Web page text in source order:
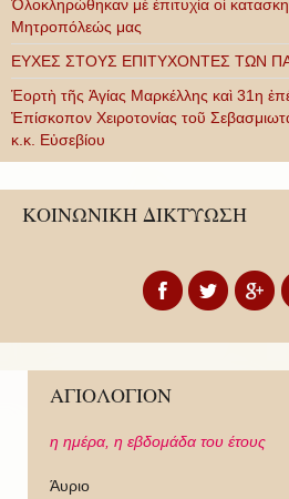
Ὁλοκληρώθηκαν μὲ ἐπιτυχία οἱ
Μητροπόλεώς μας
ΕΥΧΕΣ ΣΤΟΥΣ ΕΠΙΤΥΧΟΝΤΕΣ ΤΩΝ
Ἑορτὴ τῆς Ἁγίας Μαρκέλλης καὶ 31η
Ἐπίσκοπον Χειροτονίας τοῦ
κ.κ. Εὐσεβίου
ΚΟΙΝΩΝΙΚΗ ΔΙΚΤΥΩΣΗ
ΑΓΙΟΛΟΓΙΟΝ
η ημέρα, η εβδομάδα του έτους
Άυριο